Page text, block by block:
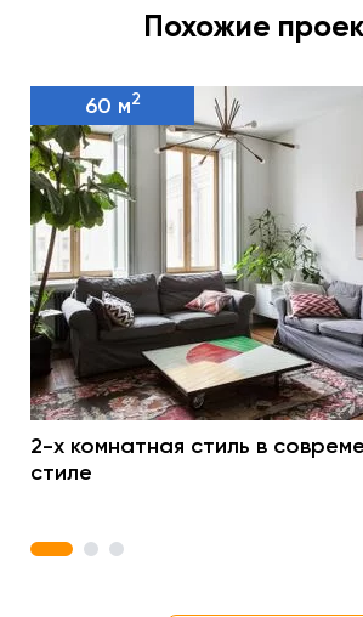
Похожие
60 м2
2-х комнатная стиль в
стиле
1 2 3